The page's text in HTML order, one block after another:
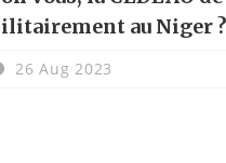
au Niger ?
26 Aug 2023